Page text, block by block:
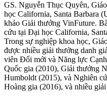
GS. Nguyễn Thục Quyên,
học California, Santa Barbara
khảo Giải thưởng VinFuture.
cứu tại Đại học California,
Trong sự nghiệp khoa học,
được nhiều giải thưởng danh
viên Đổi mới và Năng lực
Quốc gia (2010), Giải thưởng
Humboldt (2015), và Nghiên
Hoàng gia (2016), và nhiều